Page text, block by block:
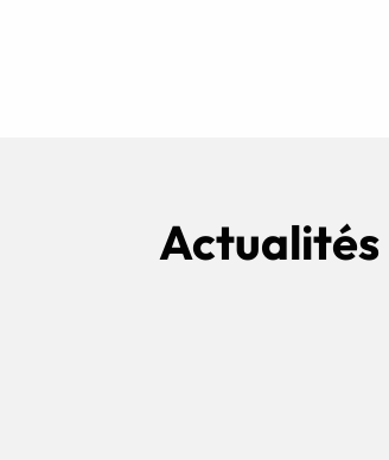
Actualités